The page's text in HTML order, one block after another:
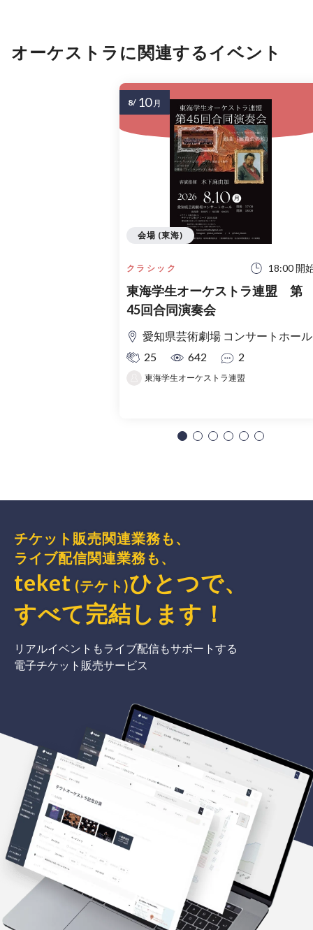
オーケストラに関連するイベント
クラシック 18:00 開
東海学生オーケストラ連盟 第
45回合同演奏会
愛知県芸術劇場 コンサートホール
25
642 2
東海学生オーケストラ連盟
会場 (東海)
8/ 10 月
チケット販売関連業務も、
ライブ配信関連業務も、
teket (テケト)ひとつで、
すべて完結 します ！
リアルイベントもライブ配信もサポートする
電子チケット販売サービス